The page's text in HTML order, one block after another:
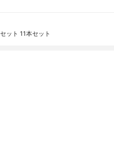
ット 11本セット